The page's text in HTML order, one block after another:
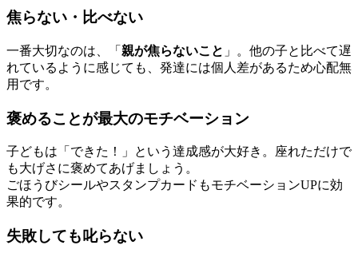
焦らない・比べない
一番大切なのは、「 親が焦らないこと 」。他の子と比べて遅
れているように感じても、発達には個人差があるため心配無
用です。
褒めることが最大のモチベーション
子どもは「できた！」という達成感が大好き。座れただけで
も大げさに褒めてあげましょう。
ごほうびシールやスタンプカードもモチベーションUPに効
果的です。
失敗しても叱らない